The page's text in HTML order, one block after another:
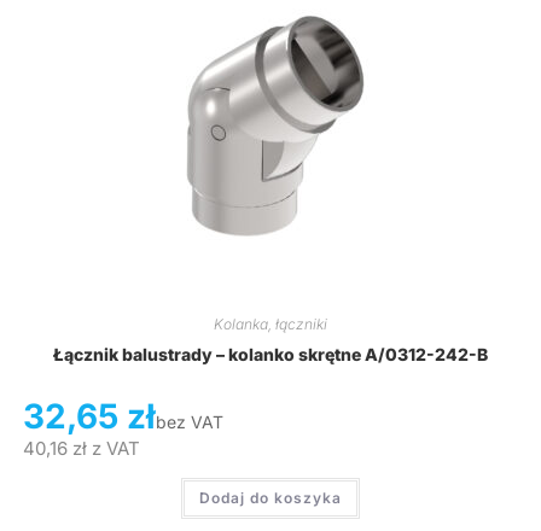
Kolanka, łączniki
Łącznik balustrady – kolanko skrętne A/0312-242-B
32,65 złbez VAT
40,16 złz VAT
Dodaj do koszyka